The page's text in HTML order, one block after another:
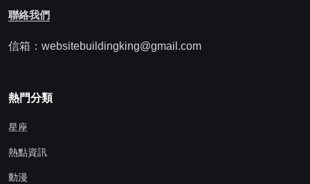
聯絡我們
信箱：websitebuildingking@gmail.com
熱門分類
星座
熱點資訊
動漫